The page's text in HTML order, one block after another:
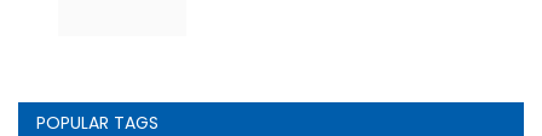
POPULAR TAGS